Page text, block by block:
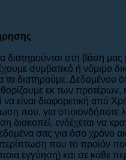
διατηρούνται στη βάση μας
συμβατικό ή νόμιμο
τα διατηρούμε. Δεδομένου
εκ των προτέρων,
να είναι διαφορετική από
που, για οποιονδήποτε
διακοπεί, ενδέχεται να
σας για όσο χρόνο
περίπτωση που το προϊόν
εγγύηση) και σε κάθε